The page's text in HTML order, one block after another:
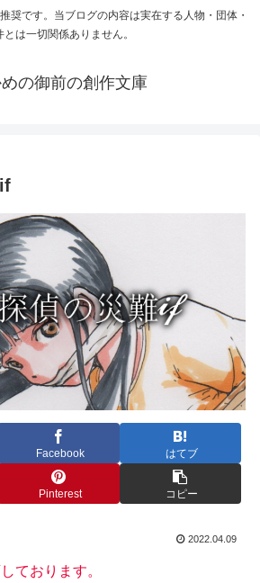
奨です。当ブログの内容は実在する人物・団体・
とは一切関係ありません。
の御前の創作文庫
Facebook はてブ
Pinterest コピー
2022.04.09
ております。